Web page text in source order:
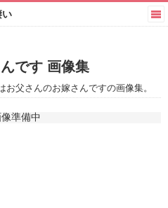
い
です 画像集
父さんのお嫁さんですの画像集。